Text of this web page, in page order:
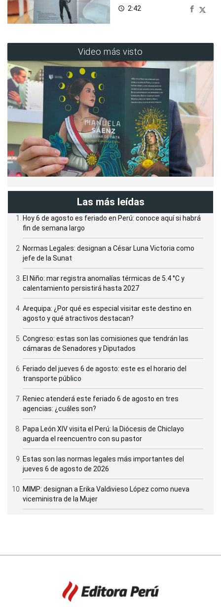
access_time 2:42
Video más visto
Las más leídas
Hoy 6 de agosto es feriado en Perú: conoce aquí si habrá
fin de semana largo
Normas Legales: designan a César Luna Victoria como
jefe de la Sunat
El Niño: mar registra anomalías térmicas de 5.4 °C y
calentamiento persistirá hasta 2027
Arequipa: ¿Por qué es especial visitar este destino en
agosto y qué atractivos destacan?
Congreso: estas son las comisiones que tendrán las
cámaras de Senadores y Diputados
Feriado del jueves 6 de agosto: este es el horario del
transporte público
Reniec atenderá este feriado 6 de agosto en tres
agencias: ¿cuáles son?
Papa León XIV visita el Perú: la Diócesis de Chiclayo
aguarda el reencuentro con su pastor
Estas son las normas legales más importantes del
jueves 6 de agosto de 2026
MIMP: designan a Erika Valdivieso López como nueva
viceministra de la Mujer